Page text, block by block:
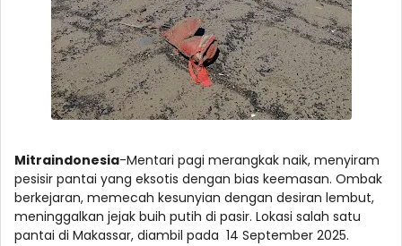
Mitraindonesia-Mentari pagi merangkak naik, menyiram
pesisir pantai yang eksotis dengan bias keemasan. Ombak
berkejaran, memecah kesunyian dengan desiran lembut,
meninggalkan jejak buih putih di pasir. Lokasi salah satu
pantai di Makassar, diambil pada 14 September 2025.